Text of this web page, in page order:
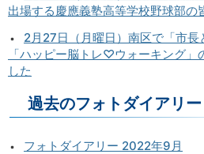
出場する慶應義塾高等学校野球部の
2月27日（月曜日）南区で「市長
「ハッピー脳トレ♡ウォーキング」
した
過去のフォトダイアリー
フォトダイアリー 2022年9月